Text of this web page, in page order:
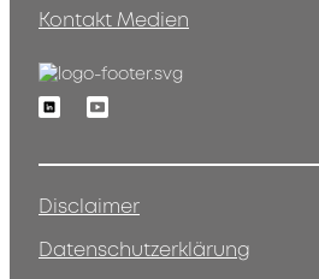
Kontakt Medien
LinkedinYoutube
Disclaimer
Datenschutzerklärung